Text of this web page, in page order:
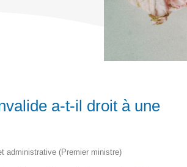
a-t-il droit à une
administrative (Premier ministre)